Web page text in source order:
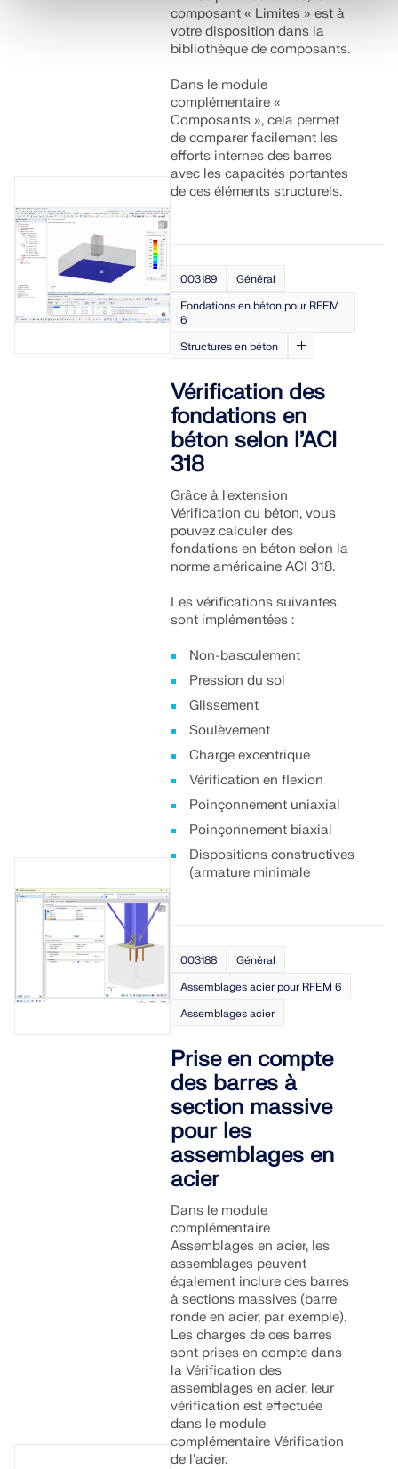
composant « Limites » est à
votre disposition dans la
bibliothèque de composants.
Dans le module
complémentaire «
Composants », cela permet
de comparer facilement les
efforts internes des barres
avec les capacités portantes
de ces éléments structurels.
003189
Général
Fondations en béton pour RFEM
6
Structures en béton
Vérification des
fondations en
béton selon l’ACI
318
Grâce à l'extension
Vérification du béton, vous
pouvez calculer des
fondations en béton selon la
norme américaine ACI 318.
Les vérifications suivantes
sont implémentées :
Non-basculement
Pression du sol
Glissement
Soulèvement
Charge excentrique
Vérification en flexion
Poinçonnement uniaxial
Poinçonnement biaxial
Dispositions constructives
(armature minimale
003188
Général
Assemblages acier pour RFEM 6
Assemblages acier
Prise en compte
des barres à
section massive
pour les
assemblages en
acier
Dans le module
complémentaire
Assemblages en acier, les
assemblages peuvent
également inclure des barres
à sections massives (barre
ronde en acier, par exemple).
Les charges de ces barres
sont prises en compte dans
la Vérification des
assemblages en acier, leur
vérification est effectuée
dans le module
complémentaire Vérification
de l'acier.